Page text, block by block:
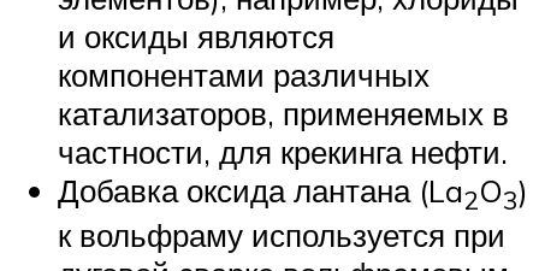
и оксиды являются
компонентами различных
катализаторов, применяемых в
частности, для крекинга нефти.
Добавка оксида лантана (La2O3)
к вольфраму используется при